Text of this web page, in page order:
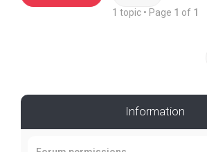
1 topic • Page 1 of 1
Information